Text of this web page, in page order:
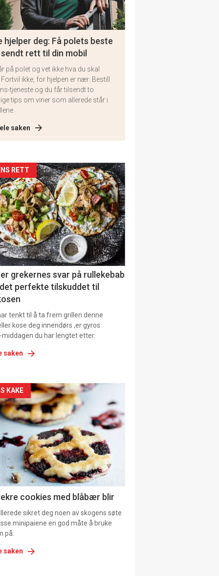
hjelper deg: Få polets beste
rett til din mobil
på polet og vet ikke hva du skal
Fortvil ikke, for hjelpen er nær: Bestill
tjeneste og du får tilsendt to
tips om viner som allerede står i
saken
RETT
grekernes svar på rullekebab
perfekte tilskuddet til
tenkt til å ta frem grillen denne
kose deg innendørs ,er gyros
du har lengtet etter.
saken
KAKE
cookies med blåbær blir
sikret deg noen av skogens søte
minipaiene en god måte å bruke
på.
saken